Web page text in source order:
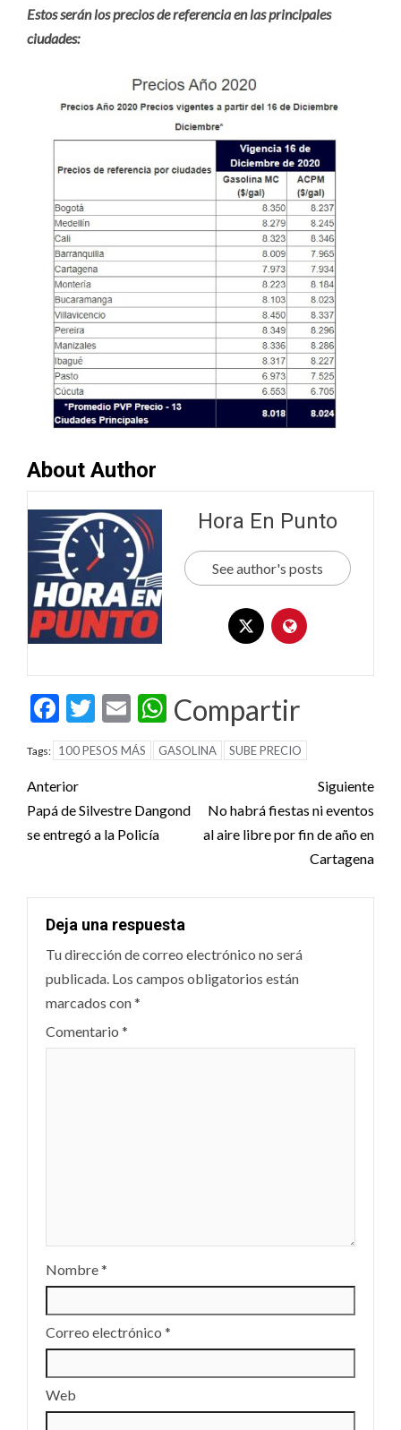
Estos serán los precios de referencia en las principales
ciudades:
About Author
Hora En Punto
See author's posts
Facebook
Twitter
EmailWhatsApp
Compartir
Tags: 100 PESOS MÁS GASOLINA SUBE PRECIO
Post
navigation
Anterior
Papá de Silvestre Dangond
se entregó a la Policía
Siguiente
No habrá fiestas ni eventos
al aire libre por fin de año en
Cartagena
Deja una respuesta
Tu dirección de correo electrónico no será
publicada. Los campos obligatorios están
marcados con*
Comentario *
Nombre*
Correo electrónico *
Web